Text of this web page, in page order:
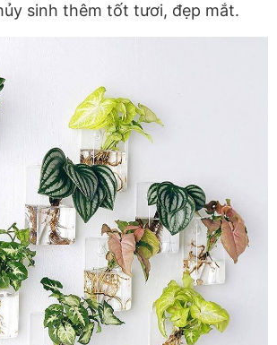
sinh thêm tốt tươi, đẹp mắt.